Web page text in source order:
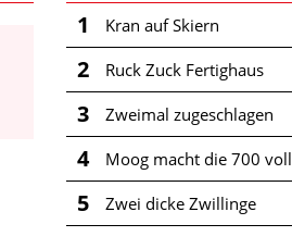
1 Kran auf Skiern
2 Ruck Zuck Fertighaus
3 Zweimal zugeschlagen
4 Moog macht die 700 voll
5 Zwei dicke Zwillinge